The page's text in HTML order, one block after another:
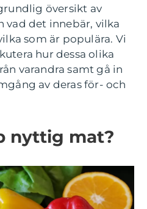
översikt av
vad det innebär, vilka
som är populära. Vi
hur dessa olika
varandra samt gå in
av deras för- och
nyttig mat?